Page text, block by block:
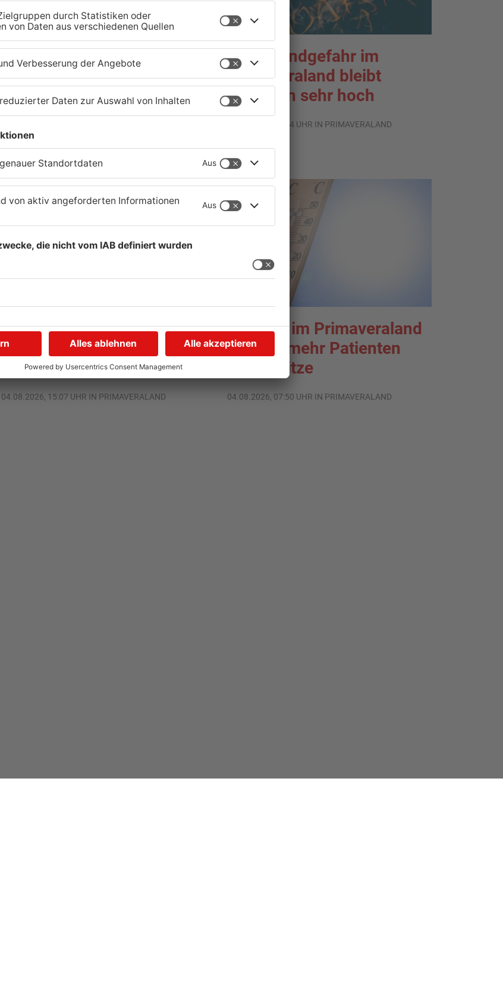
Schwimmbäder im
Primaveraland weisen teils
erhebliche Mängel auf
Waldbrandgefahr im
Primaveraland bleibt
weiterhin sehr hoch
06.08.2026, 06:34 UHR IN PRIMAVERALAND
Gewässer im
Primaveraland leiden unter
Trockenheit
04.08.2026, 15:07 UHR IN PRIMAVERALAND
Kliniken im Primaveraland
melden mehr Patienten
durch Hitze
04.08.2026, 07:50 UHR IN PRIMAVERALAND